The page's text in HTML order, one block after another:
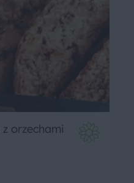
orzechami